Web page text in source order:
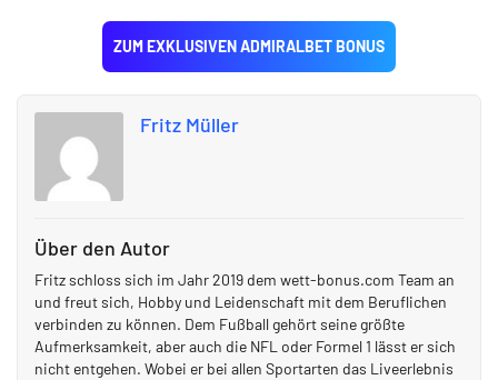
ZUM EXKLUSIVEN ADMIRALBET BONUS
Fritz Müller
Über den Autor
Fritz schloss sich im Jahr 2019 dem wett-bonus.com Team an
und freut sich, Hobby und Leidenschaft mit dem Beruflichen
verbinden zu können. Dem Fußball gehört seine größte
Aufmerksamkeit, aber auch die NFL oder Formel 1 lässt er sich
nicht entgehen. Wobei er bei allen Sportarten das Liveerlebnis